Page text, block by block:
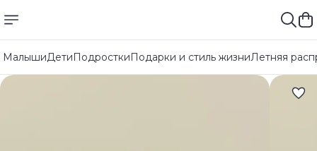
МалышиДетиПодросткиПодарки и стиль жизниЛетняя